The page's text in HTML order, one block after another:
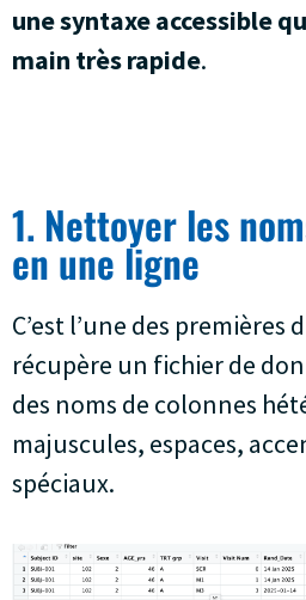
une syntaxe accessible
main très rapide.
1. Nettoyer les
en une ligne
C’est l’une des
récupère un fichier de
des noms de colonnes
majuscules, espaces,
spéciaux.